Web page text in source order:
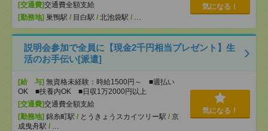
[交通費]交通費全額支給
[勤務地] 巣鴨駅 / 目白駅 / 北池袋駅 / …
気になる！
説明会参加で全員に【現金2千円相当プレゼント】生
活のお手伝い[派遣]
[給 与] 無資格未経験：時給1500円～ ■週払い
OK ■扶養内OK ■日収1万2000円以上
[交通費]交通費全額支給
[勤務地] 錦糸町駅 / とうきょうスカイツリー駅 / 京
成曳舟駅 / …
気になる！